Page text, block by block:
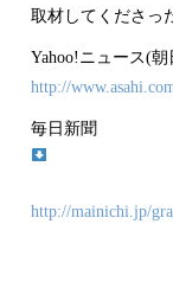
取材してくださっ
Yahoo!ニュース(
http://
毎日新聞
http://mainichi.jp/